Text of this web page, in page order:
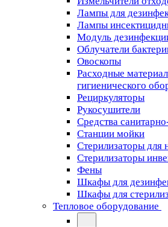
Лампы для
Лампы
Модуль
Облучатели
Овоскопы
Расходные
гигиенического
Рециркуляторы
Рукосушители
Средства
Станции мойки
Стерилизаторы для
Стерилизаторы
Фены
Шкафы для
Шкафы для
Тепловое оборудование